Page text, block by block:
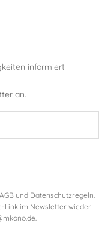
informiert
an.
AGB und Datenschutzregeln
Link im Newsletter wieder